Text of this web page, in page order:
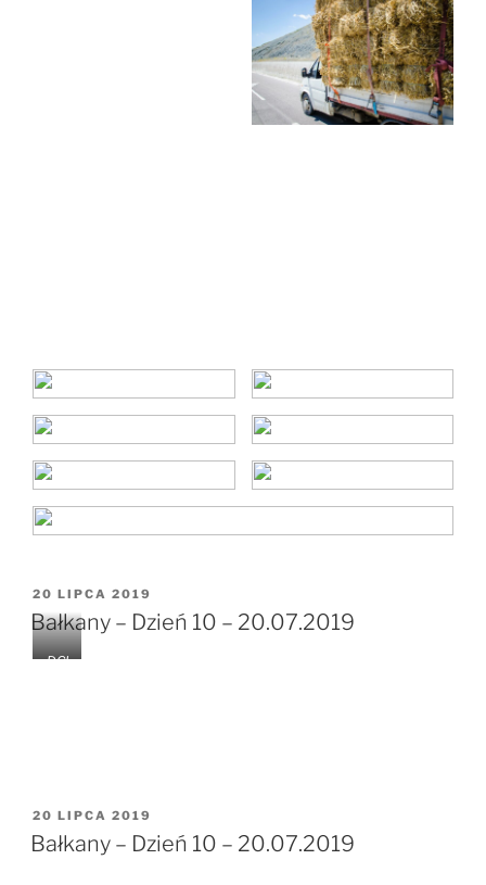
OPUBLIKOWANE
W
20 LIPCA 2019
Bałkany – Dzień 10 – 20.07.2019
DCI
OPUBLIKOWANE
W
20 LIPCA 2019
Bałkany – Dzień 10 – 20.07.2019